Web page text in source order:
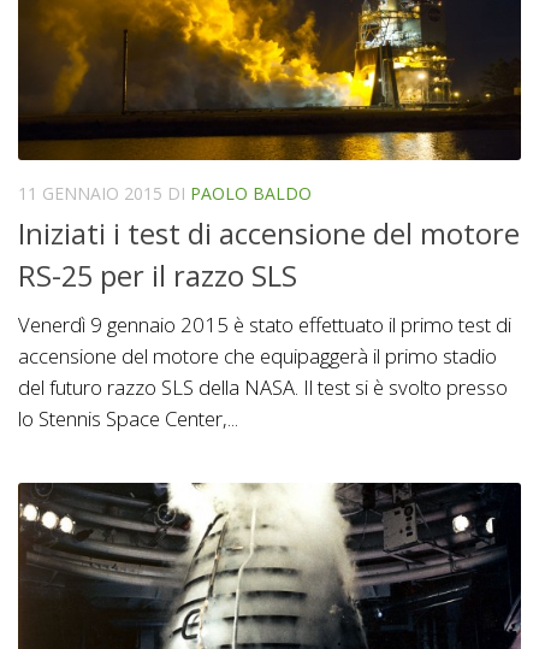
11 GENNAIO 2015 DI PAOLO BALDO
Iniziati i test di accensione del motore
RS-25 per il razzo SLS
Venerdì 9 gennaio 2015 è stato effettuato il primo test di
accensione del motore che equipaggerà il primo stadio
del futuro razzo SLS della NASA. Il test si è svolto presso
lo Stennis Space Center,...